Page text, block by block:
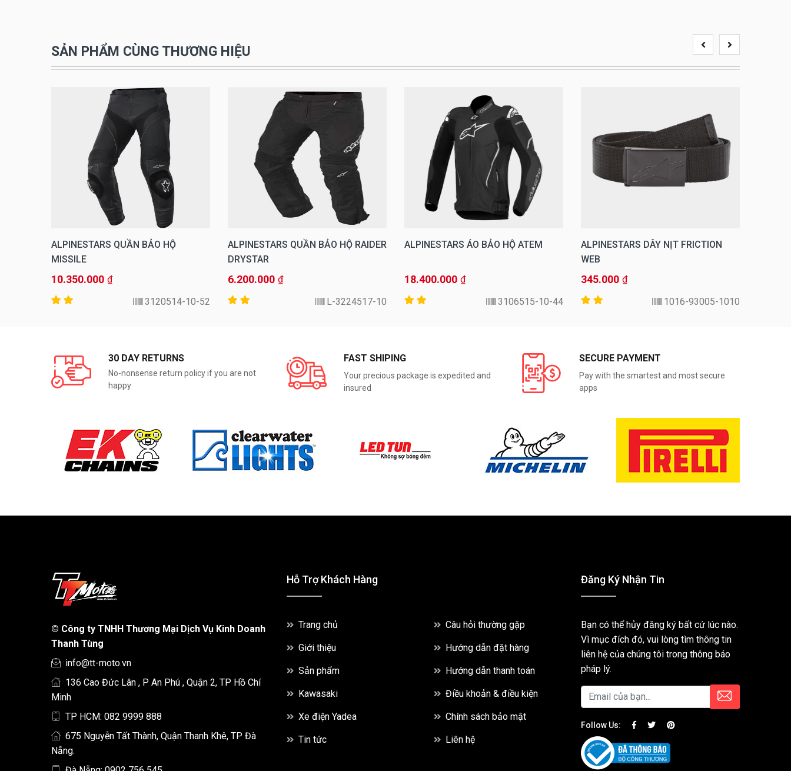
SẢN PHẨM CÙNG THƯƠNG HIỆU
ALPINESTARS DÂY NỊT FRICTION
WEB
345.000 ₫
1016-93005-1010
ALPINESTARS ÁO BẢO HỘ ATEM
18.400.000 ₫
3106515-10-44
ALPINESTARS QUẦN BẢO HỘ RAIDER
DRYSTAR
6.200.000 ₫
3224517-10-L
ALPINESTARS QUẦN BẢO HỘ
MISSILE
10.350.000 ₫
3120514-10-52
30 DAY RETURNS
No-nonsense return policy if you are not
happy
FAST SHIPING
Your precious package is expedited and
insured
SECURE PAYMENT
Pay with the smartest and most secure
apps
© Công ty TNHH Thương Mại Dịch Vụ Kinh Doanh
Thanh Tùng
info@tt-moto.vn
136 Cao Đức Lân , P An Phú , Quận 2, TP Hồ Chí
Minh
TP HCM: 082 9999 888
675 Nguyễn Tất Thành, Quận Thanh Khê, TP Đà
Nẵng.
Hỗ Trợ Khách Hàng
Trang chủ
Giới thiệu
Sản phẩm
Kawasaki
Xe điện Yadea
Tin tức
Câu hỏi thường gặp
Hướng dẫn đặt hàng
Hướng dẫn thanh toán
Điều khoản & điều kiện
Chính sách bảo mật
Liên hệ
Đăng Ký Nhận Tin
Bạn có thể hủy đăng ký bất cứ lúc nào.
Vì mục đích đó, vui lòng tìm thông tin
liên hệ của chúng tôi trong thông báo
pháp lý.
Follow Us: